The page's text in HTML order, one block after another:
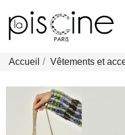
Accueil Vêtements et